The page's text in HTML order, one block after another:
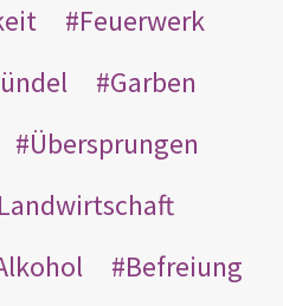
Feuerwerk
Garben
Übersprungen
Landwirtschaft
Befreiung